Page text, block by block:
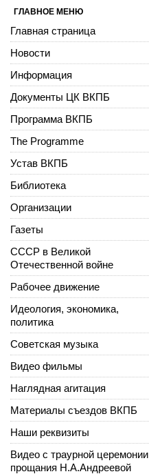
ГЛАВНОЕ МЕНЮ
Главная страница
Новости
Информация
Документы ЦК ВКПБ
Программа ВКПБ
The Programme
Устав ВКПБ
Библиотека
Организации
Газеты
СССР в Великой
Отечественной войне
Рабочее движение
Идеология, экономика,
политика
Советская музыка
Видео фильмы
Наглядная агитация
Материалы съездов ВКПБ
Наши реквизиты
Видео с траурной церемонии
прощания Н.А.Андреевой